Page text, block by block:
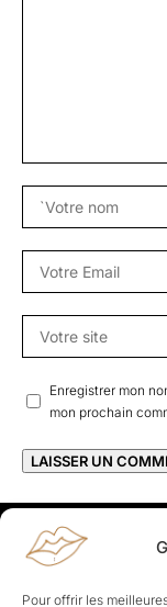
Pour offrir les
Enregistrer mon
mon prochain
À propos de